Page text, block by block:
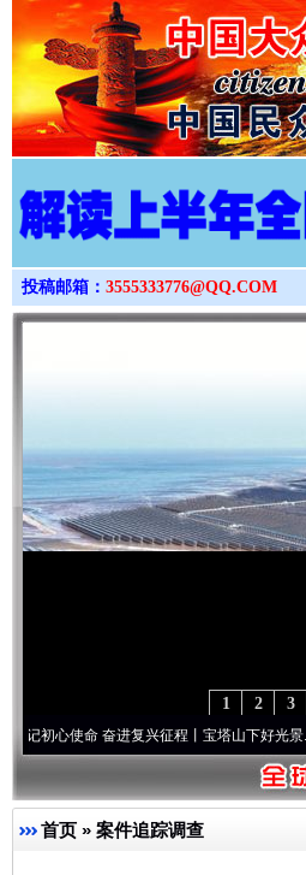
投稿邮箱： 3555333776@QQ.COM
3
2
1
命 奋进复兴征程丨宝塔山下好光景..·[视频]因
首页 » 案件追踪调查